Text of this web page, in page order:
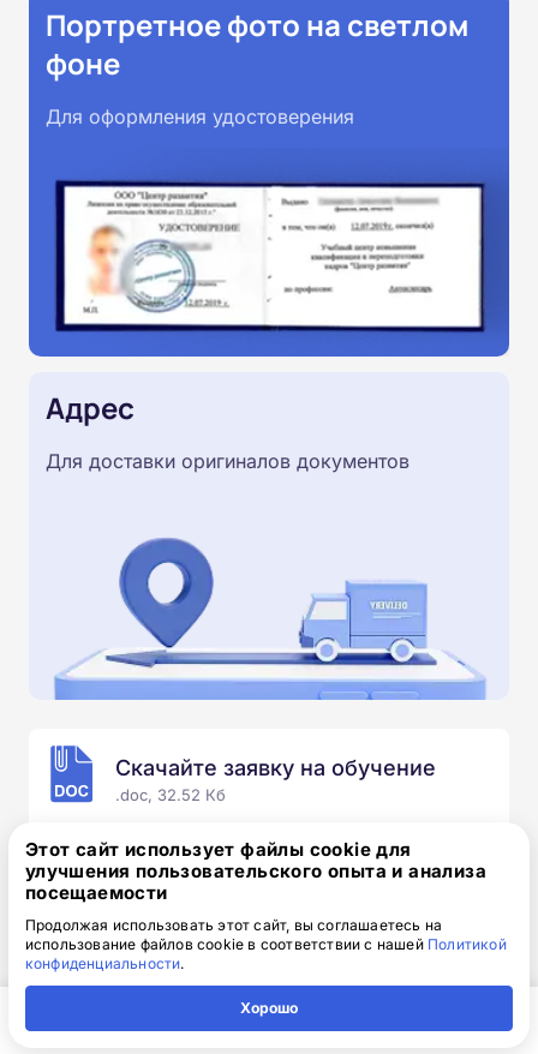
Портретное фото на светлом
фоне
Для оформления удостоверения
Адрес
Для доставки оригиналов документов
Скачайте заявку на обучение
.doc, 32.52 Кб
Скачайте шаблон, заполните и отправьте по
электронной почтеinfo@1-academy.ru
Обязательно укажите контактный номер телефон.
Наш специалист свяжется с вами и утонит все
детали.
Этот сайт использует файлы cookie для
улучшения пользовательского опыта и анализа
посещаемости
Продолжая использовать этот сайт, вы соглашаетесь на
использование файлов cookie в соответствии с нашей Политикой
конфиденциальности.
Хорошо